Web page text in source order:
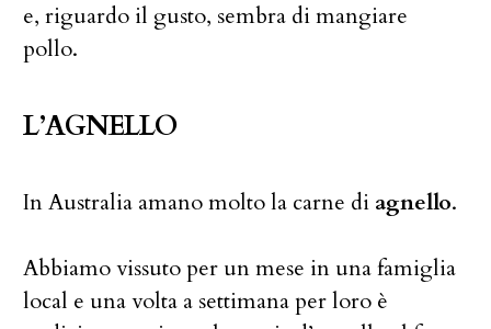
e, riguardo il gusto, sembra di mangiare
pollo.
L’AGNELLO
In Australia amano molto la carne di agnello.
Abbiamo vissuto per un mese in una famiglia
local e una volta a settimana per loro è